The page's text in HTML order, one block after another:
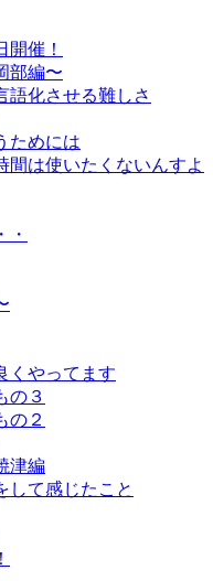
催！
部編〜
語化させる難しさ
ためには
間は使いたくないんすよ
・
くやってます
の３
の２
津編
して感じたこと